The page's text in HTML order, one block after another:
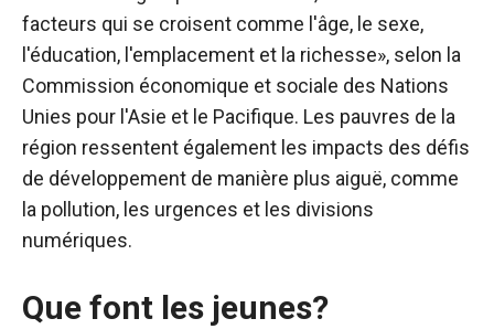
facteurs qui se croisent comme l'âge, le sexe,
l'éducation, l'emplacement et la richesse», selon la
Commission économique et sociale des Nations
Unies pour l'Asie et le Pacifique. Les pauvres de la
région ressentent également les impacts des défis
de développement de manière plus aiguë, comme
la pollution, les urgences et les divisions
numériques.
Que font les jeunes?